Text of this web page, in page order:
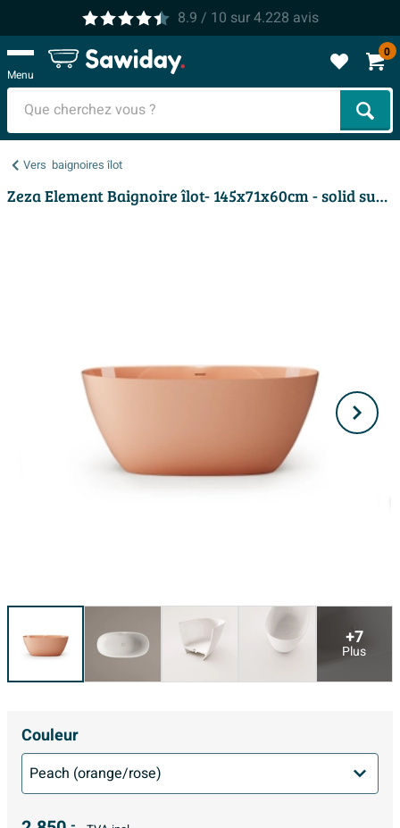
8.9 / 10 sur4.228 avis
Menu
0
Vers baignoires îlot
Zeza Element Baignoire îlot- 145x71x60cm - solid surface - peach brillant (orange/rose)
+7
Plus
Couleur